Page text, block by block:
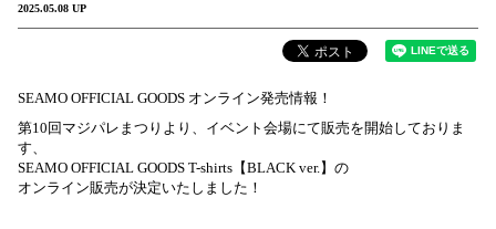
2025.05.08 UP
SEAMO OFFICIAL GOODS オンライン発売情報！
第10回マジパレまつりより、イベント会場にて販売を開始しておりま
す、
SEAMO OFFICIAL GOODS T-shirts【BLACK ver.】の
オンライン販売が決定いたしました！